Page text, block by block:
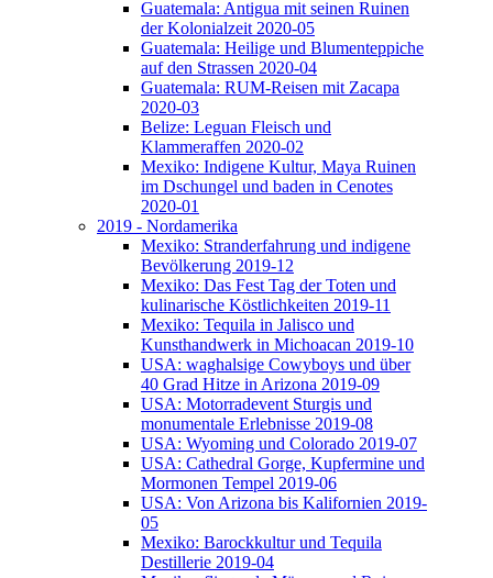
Guatemala: Antigua mit seinen Ruinen
der Kolonialzeit 2020-05
Guatemala: Heilige und Blumenteppiche
auf den Strassen 2020-04
Guatemala: RUM-Reisen mit Zacapa
2020-03
Belize: Leguan Fleisch und
Klammeraffen 2020-02
Mexiko: Indigene Kultur, Maya Ruinen
im Dschungel und baden in Cenotes
2020-01
2019 - Nordamerika
Mexiko: Stranderfahrung und indigene
Bevölkerung 2019-12
Mexiko: Das Fest Tag der Toten und
kulinarische Köstlichkeiten 2019-11
Mexiko: Tequila in Jalisco und
Kunsthandwerk in Michoacan 2019-10
USA: waghalsige Cowyboys und über
40 Grad Hitze in Arizona 2019-09
USA: Motorradevent Sturgis und
monumentale Erlebnisse 2019-08
USA: Wyoming und Colorado 2019-07
USA: Cathedral Gorge, Kupfermine und
Mormonen Tempel 2019-06
USA: Von Arizona bis Kalifornien 2019-
05
Mexiko: Barockkultur und Tequila
Destillerie 2019-04